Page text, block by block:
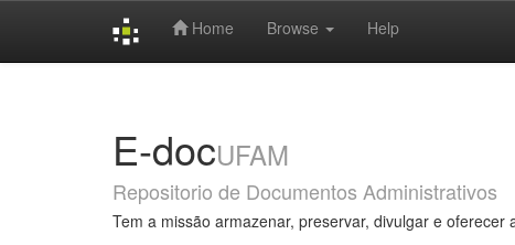
Home Browse Help
E-docUFAM
Repositorio de Documentos Administrativos
Tem a missão armazenar, preservar, divulgar e